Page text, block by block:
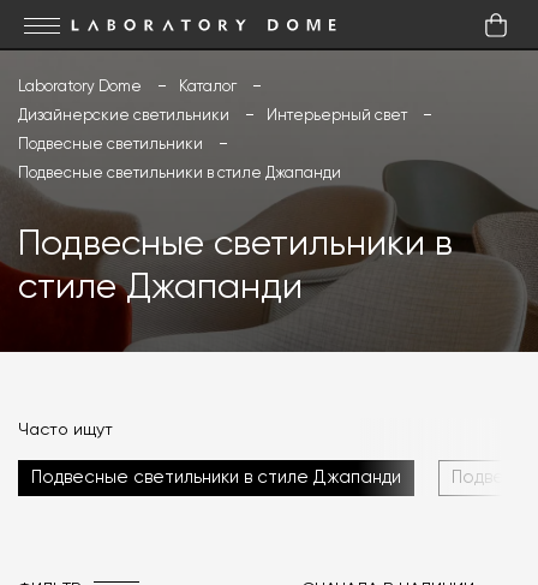
Laboratory Dome
Каталог
Дизайнерские светильники
Интерьерный свет
Подвесные светильники
Подвесные светильники в стиле Джапанди
Подвесные светильники в
стиле Джапанди
Часто ищут
Подвесные светильники в стиле Джапанди